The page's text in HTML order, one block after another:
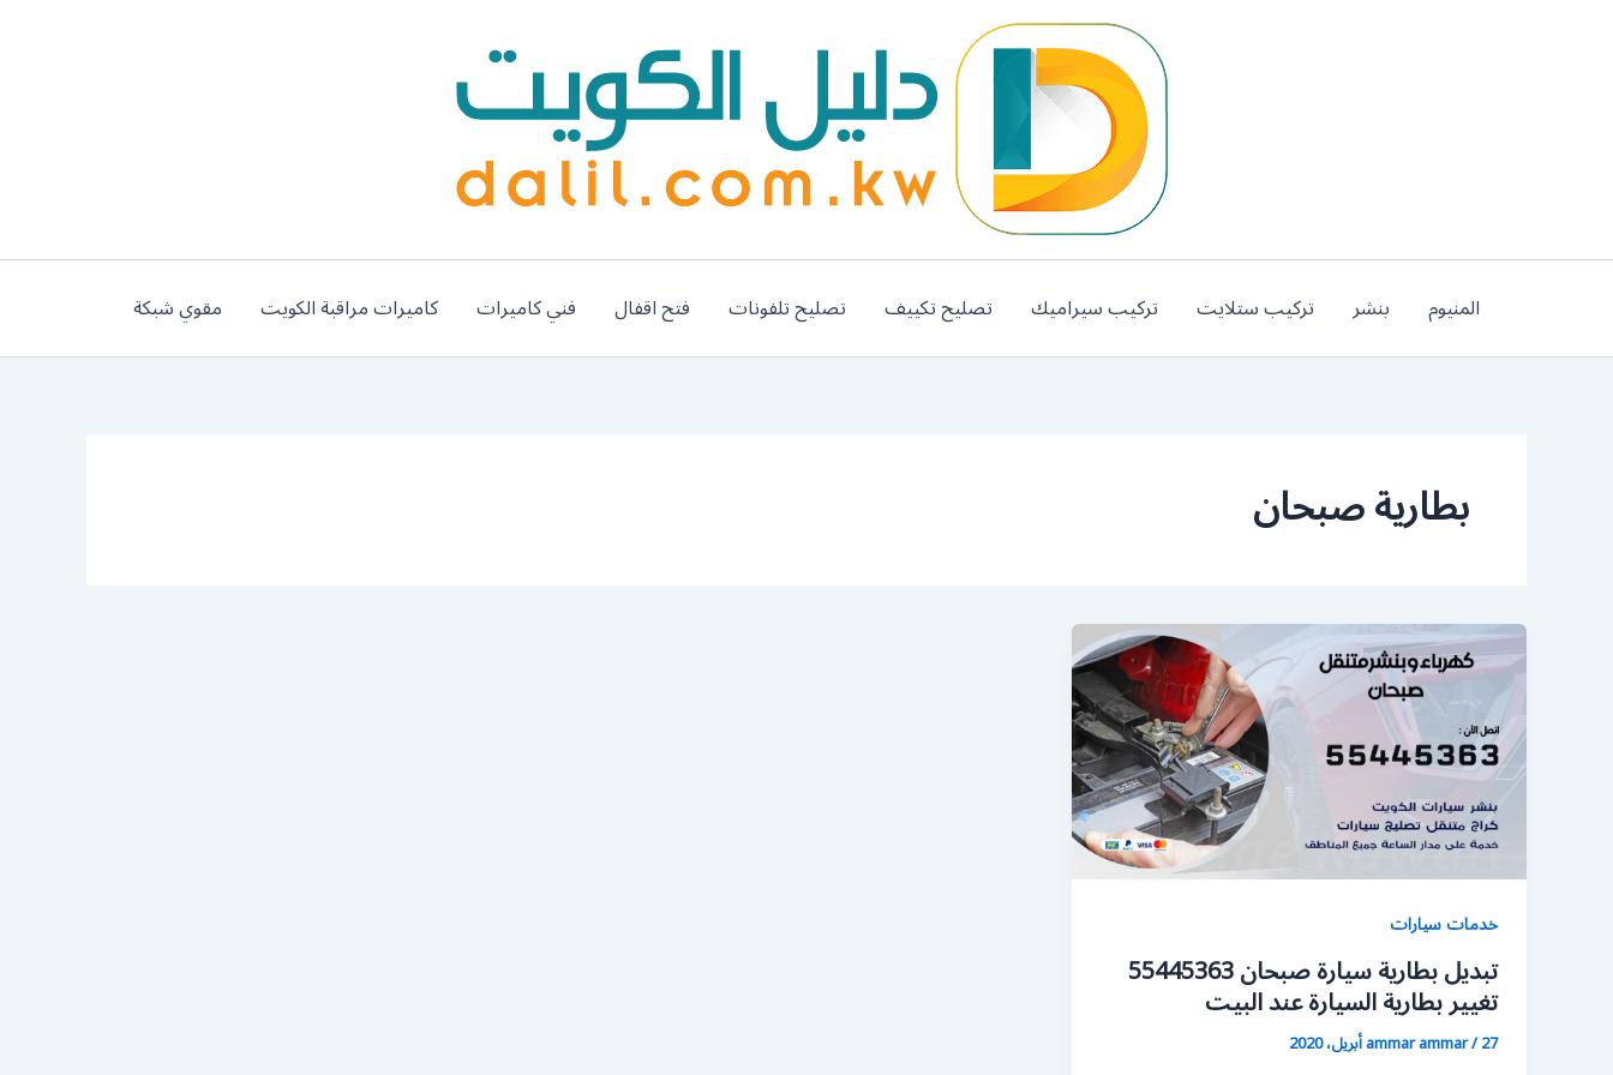
المنيوم بنشر تركيب ستلايت تركيب سيراميك تصليح تكييف تصليح تلفونات فتح اقفال فني كاميرات كاميرات مراقبة الكويت مقوي شبكة
بطارية صبحان
خدمات سيارات
تبديل بطارية سيارة صبحان 55445363
تغيير بطارية السيارة عند البيت
ammar ammar/27 أبريل، 2020